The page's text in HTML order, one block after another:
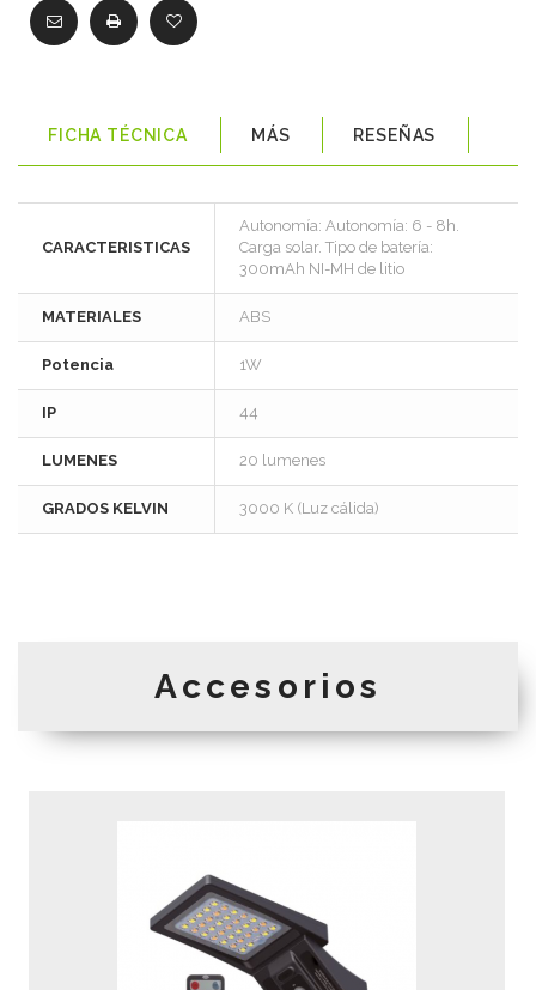
FICHA TÉCNICA MÁS RESEÑAS
CARACTERISTICAS
Autonomía: Autonomía: 6 - 8h.
Carga solar. Tipo de batería:
300mAh NI-MH de litio
MATERIALES ABS
Potencia 1W
IP 44
LUMENES 20 lumenes
GRADOS KELVIN 3000 K (Luz cálida)
Accesorios